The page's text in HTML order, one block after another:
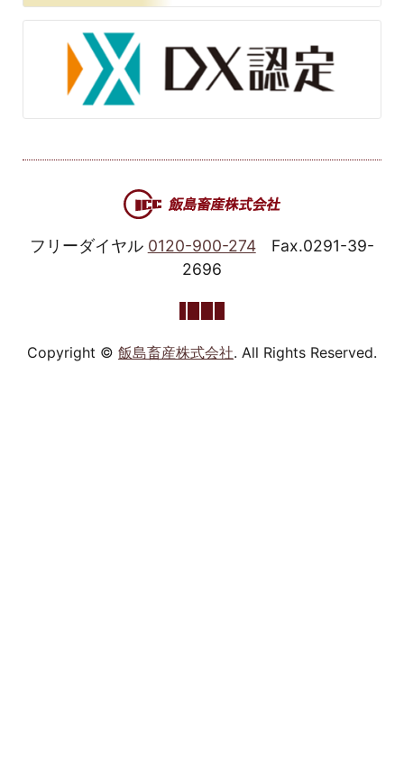
フリーダイヤル 0120-900-274
Fax.0291-39-
2696
Copyright © 飯島畜産株式会社. All Rights Reserved.